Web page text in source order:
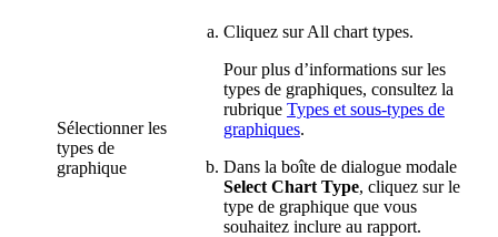
Sélectionner les
types de
graphique
Cliquez surAll chart types.
Pour plus d’informations sur les
types de graphiques, consultez la
rubrique Types et sous-types de
graphiques.
Dans la boîte de dialogue modale
Select Chart Type, cliquez sur le
type de graphique que vous
souhaitez inclure au rapport.